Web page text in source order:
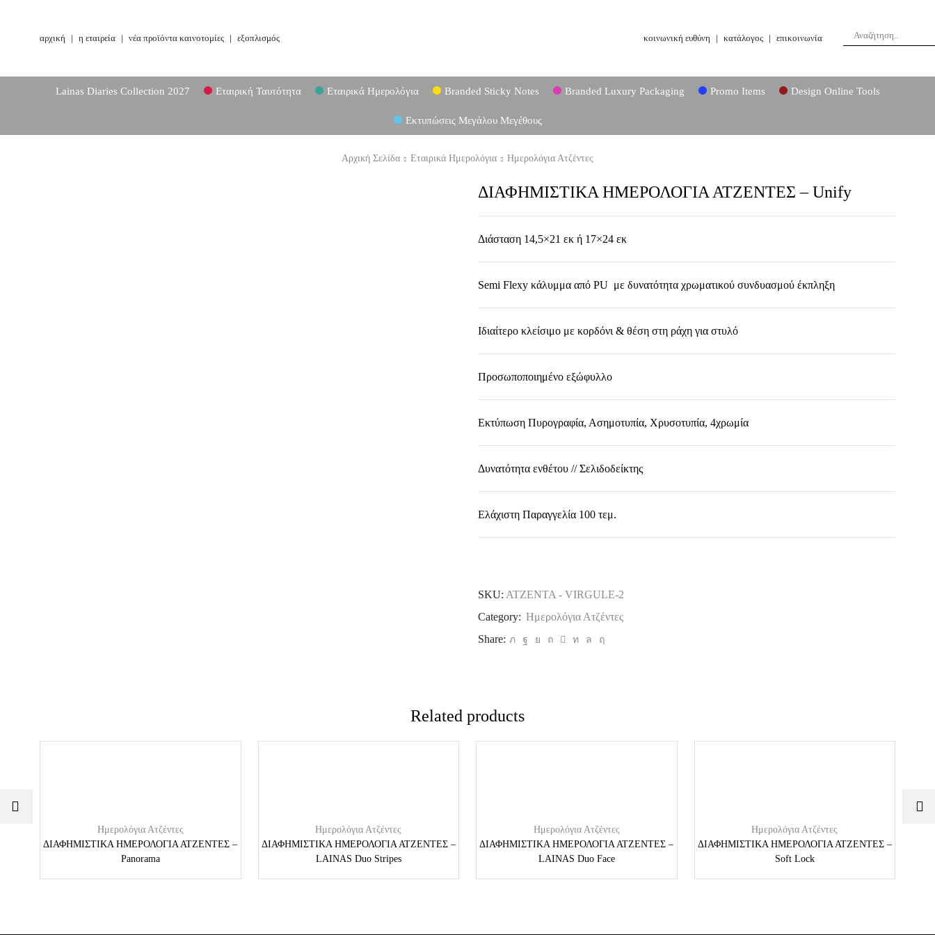
αρχική | η εταιρεία | νέα προϊόντα καινοτομίες | εξοπλισμός κοινωνική ευθύνη | κατάλογος | επικοινωνία
Lainas Diaries Collection 2027 Εταιρική Ταυτότητα Εταιρικά Ημερολόγια Branded Sticky Notes Branded Luxury Packaging Promo Items Design Online Tools
Εκτυπώσεις Μεγάλου Μεγέθους
Αρχική Σελίδα Εταιρικά Ημερολόγια Ημερολόγια Ατζέντες
ΔΙΑΦΗΜΙΣΤΙΚΑ ΗΜΕΡΟΛΟΓΙΑ ΑΤΖΕΝΤΕΣ – Unify
Διάσταση 14,5×21 εκ ή 17×24 εκ
Semi Flexy κάλυμμα από PU με δυνατότητα χρωματικού συνδυασμού έκπληξη
Ιδιαίτερο κλείσιμο με κορδόνι & θέση στη ράχη για στυλό
Προσωποποιημένο εξώφυλλο
Εκτύπωση Πυρογραφία, Ασημοτυπία, Χρυσοτυπία, 4χρωμία
Δυνατότητα ενθέτου // Σελιδοδείκτης
Ελάχιστη Παραγγελία 100 τεμ.
SKU: ΑΤΖΕΝΤΑ - VIRGULE-2
Category: Ημερολόγια Ατζέντες
Share:
Related products
Ημερολόγια Ατζέντες
ΔΙΑΦΗΜΙΣΤΙΚΑ ΗΜΕΡΟΛΟΓΙΑ ΑΤΖΕΝΤΕΣ –
Panorama
Ημερολόγια Ατζέντες
ΔΙΑΦΗΜΙΣΤΙΚΑ ΗΜΕΡΟΛΟΓΙΑ ΑΤΖΕΝΤΕΣ –
LAINAS Duo Stripes
Ημερολόγια Ατζέντες
ΔΙΑΦΗΜΙΣΤΙΚΑ ΗΜΕΡΟΛΟΓΙΑ ΑΤΖΕΝΤΕΣ –
LAINAS Duo Face
Ημερολόγια Ατζέντες
ΔΙΑΦΗΜΙΣΤΙΚΑ ΗΜΕΡΟΛΟΓΙΑ ΑΤΖΕΝΤΕΣ –
Soft Lock